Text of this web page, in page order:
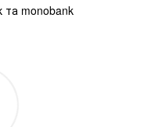
та monobank